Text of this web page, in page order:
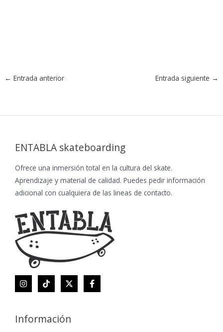
← Entrada anterior Entrada siguiente →
ENTABLA skateboarding
Ofrece una inmersión total en la cultura del skate.
Aprendizaje y material de calidad. Puedes pedir información
adicional con cualquiera de las lineas de contacto.
Información